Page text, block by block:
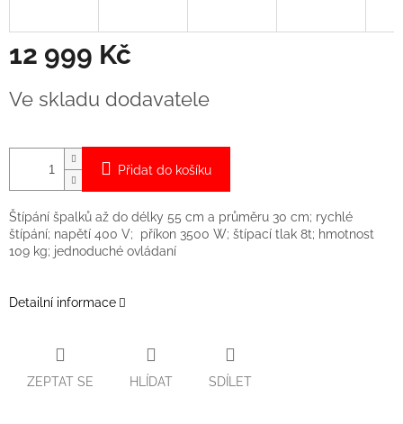
12 999 Kč
cena:
Ve skladu dodavatele
Přidat do košíku
Štípání špalků až do délky 55 cm a průměru 30 cm; rychlé
štípání; napětí 400 V; příkon 3500 W; štípací tlak 8t; hmotnost
109 kg; jednoduché ovládaní
Detailní informace
ZEPTAT SE HLÍDAT SDÍLET